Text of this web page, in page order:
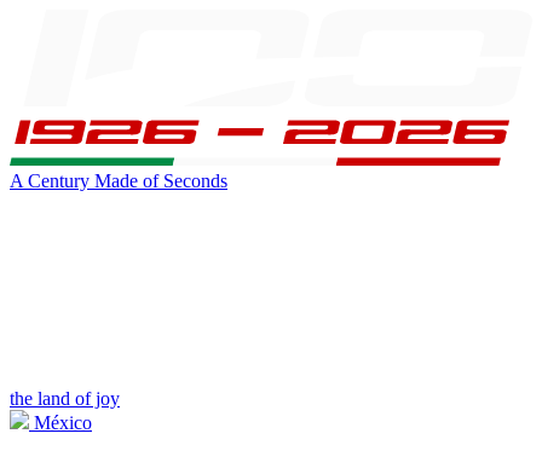
A Century Made of Seconds
the land of joy
México